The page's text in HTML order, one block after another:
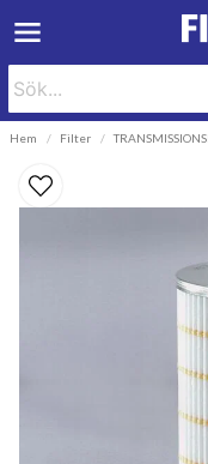
Hem Filter